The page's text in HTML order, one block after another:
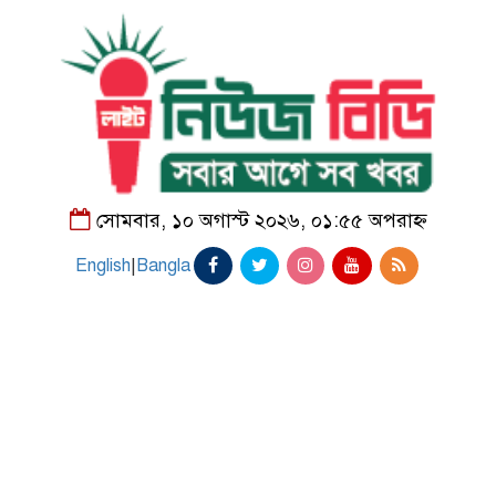
সোমবার, ১০ অগাস্ট ২০২৬, ০১:৫৫ অপরাহ্ন
English Bangla